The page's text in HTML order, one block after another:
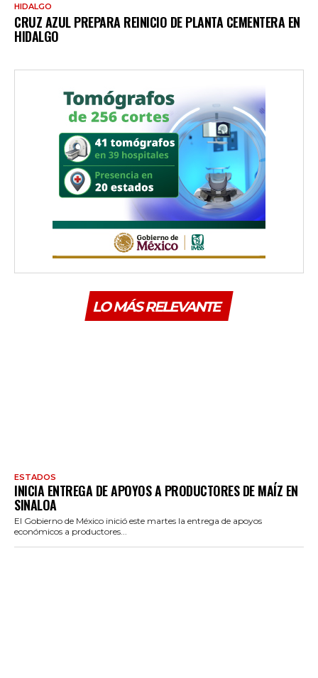
HIDALGO
CRUZ AZUL PREPARA REINICIO DE PLANTA CEMENTERA EN
HIDALGO
LO MÁS RELEVANTE
ESTADOS
INICIA ENTREGA DE APOYOS A PRODUCTORES DE MAÍZ EN
SINALOA
El Gobierno de México inició este martes la entrega de apoyos
económicos a productores...